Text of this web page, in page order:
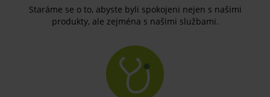
Staráme se o to, abyste byli spokojeni nejen s našimi
produkty, ale zejména s našimi službami.